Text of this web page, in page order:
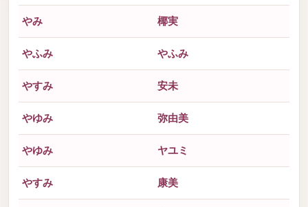
やみ 椰実
やふみ やふみ
やすみ 安未
やゆみ 弥由美
やゆみ ヤユミ
やすみ 康美